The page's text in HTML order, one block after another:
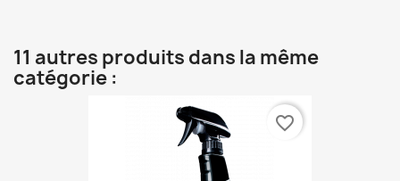
11 autres produits dans la même
catégorie :
favorite_border